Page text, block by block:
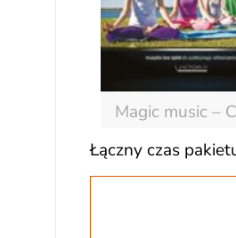
Magic music –
Łączny czas